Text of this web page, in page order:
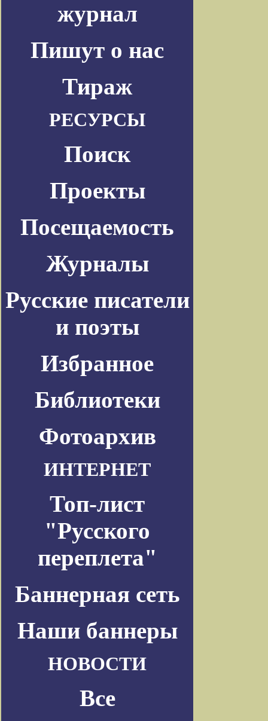
журнал
Пишут о нас
Тираж
РЕСУРСЫ
Поиск
Проекты
Посещаемость
Журналы
Русские писатели
и поэты
Избранное
Библиотеки
Фотоархив
ИНТЕРНЕТ
Топ-лист
"Русского
переплета"
Баннерная сеть
Наши баннеры
НОВОСТИ
Все